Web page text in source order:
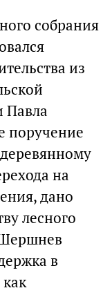
собрания
из
Павла
поручение
на
дано
лесного
в